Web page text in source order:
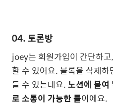
04.토론방
joey는 회원가입이 간단하
할 수 있어요. 블록을 삭제
들 수 있는데요.노션에 붙여
로 소통이 가능한 툴이에요.